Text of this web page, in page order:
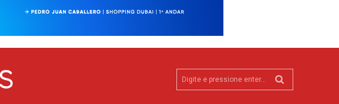
Digite e pressione enter...